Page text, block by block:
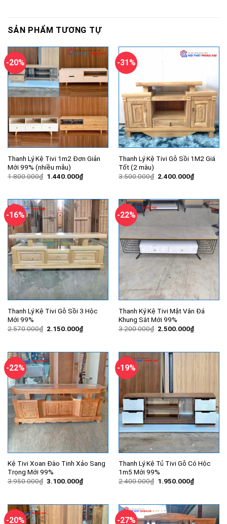
SẢN PHẨM TƯƠNG TỰ
-20%
Thanh Lý Kệ Tivi 1m2 Đơn Giản
Mới 99% (nhiều mẫu)
1.800.000₫ Giá
1.440.000₫Giá
hiện
1.440.000₫.
-31%
Thanh Lý Kệ Tivi Gỗ Sồi 1M2 Giá
Tốt (2 màu)
3.500.000₫ Giá
2.400.000₫Giá
hiện
-16%
Thanh Lý Kệ Tivi Gỗ Sồi 3 Hộc
Mới 99%
2.570.000₫ Giá
2.150.000₫Giá
hiện
2.150.000₫.
-22%
Thanh Ký Kệ Tivi Mặt Vân Đá
Khung Sắt Mới 99%
3.200.000₫ Giá
2.500.000₫Giá
hiện
-22%
Kệ Tivi Xoan Đào Tinh Xảo Sang
Trọng Mới 99%
3.950.000₫ Giá
3.100.000₫Giá
hiện
3.100.000₫.
-19%
Thanh Lý Kệ Tủ Tivi Gỗ Có Hộc
1m5 Mới 99%
2.400.000₫ Giá
1.950.000₫Giá
hiện
-20% -27%